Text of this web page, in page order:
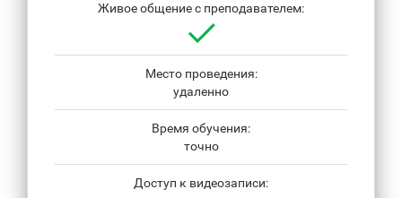
Живое общение с преподавателем:
Место проведения:
удаленно
Время обучения:
точно
Доступ к видеозаписи: